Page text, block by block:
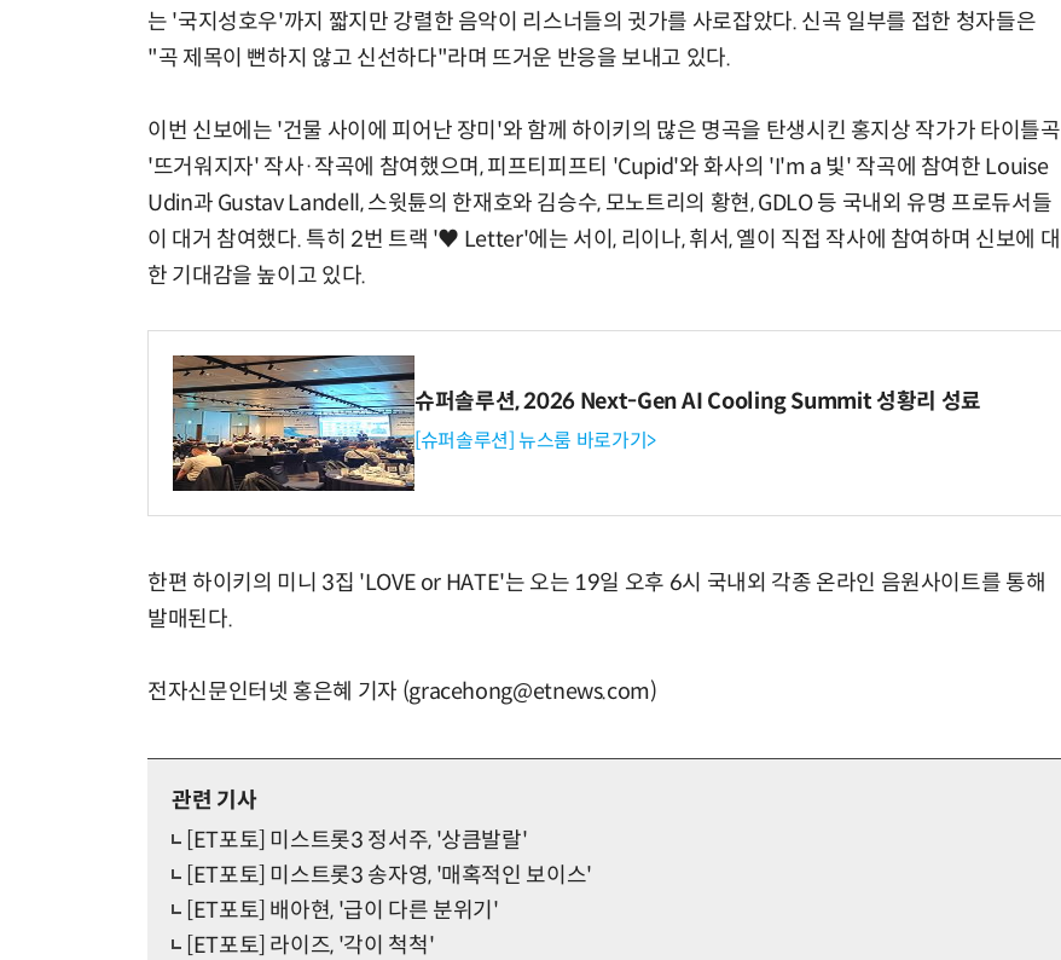
는 '국지성호우'까지 짧지만 강렬한 음악이 리스너들의 귓가를 사로잡았다. 신곡 일부를 접한 청자들은
"곡 제목이 뻔하지 않고 신선하다"라며 뜨거운 반응을 보내고 있다.
이번 신보에는 '건물 사이에 피어난 장미'와 함께 하이키의 많은 명곡을 탄생시킨 홍지상 작가가 타이틀곡
'뜨거워지자' 작사·작곡에 참여했으며, 피프티피프티 'Cupid'와 화사의 'I'm a 빛' 작곡에 참여한 Louise
Udin과 Gustav Landell, 스윗튠의 한재호와 김승수, 모노트리의 황현, GDLO 등 국내외 유명 프로듀서들
이 대거 참여했다. 특히 2번 트랙 '♥ Letter'에는 서이, 리이나, 휘서, 옐이 직접 작사에 참여하며 신보에 대
한 기대감을 높이고 있다.
슈퍼솔루션, 2026 Next-Gen AI Cooling Summit 성황리 성료
[슈퍼솔루션] 뉴스룸 바로가기>
한편 하이키의 미니 3집 'LOVE or HATE'는 오는 19일 오후 6시 국내외 각종 온라인 음원사이트를 통해
발매된다.
전자신문인터넷 홍은혜 기자 (gracehong@etnews.com)
관련 기사
[ET포토] 미스트롯3 정서주, '상큼발랄'
[ET포토] 미스트롯3 송자영, '매혹적인 보이스'
[ET포토] 배아현, '급이 다른 분위기'
[ET포토] 라이즈, '각이 척척'